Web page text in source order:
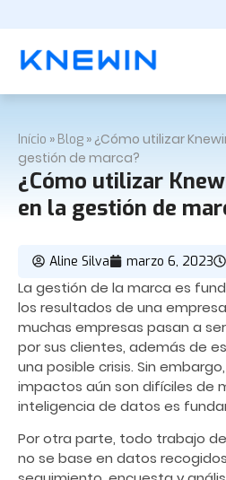
Início » Blog » ¿Cómo utilizar
gestión de marca?
¿Cómo utilizar
en la gestión de
Aline Silva marzo 6, 2023
La gestión de la marca es
los resultados de una
muchas empresas pasan a
por sus clientes, además de
una posible crisis. Sin
impactos aún son difíciles de
inteligencia de datos es
Por otra parte, todo trabajo
no se base en datos